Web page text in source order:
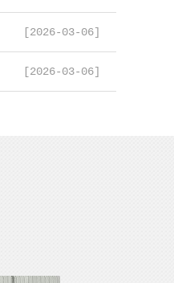
[2026-03-06]
[2026-03-06]